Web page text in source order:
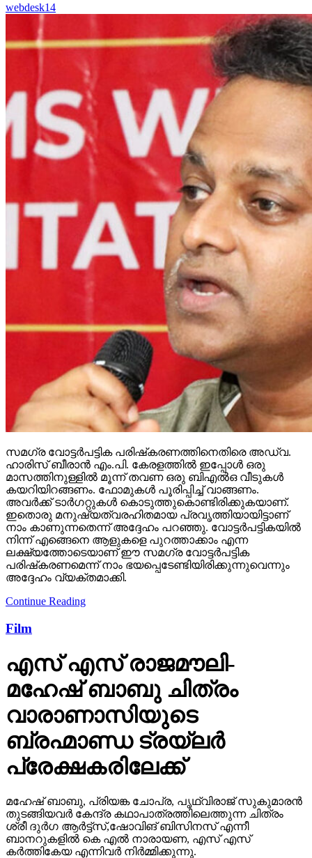
webdesk14
സമഗ്ര വോട്ടര്‍പട്ടിക പരിഷ്‌കരണത്തിനെതിരെ അഡ്വ.
ഹാരിസ് ബീരാന്‍ എം.പി. കേരളത്തില്‍ ഇപ്പോള്‍ ഒരു
മാസത്തിനുള്ളില്‍ മൂന്ന് തവണ ഒരു ബിഎല്‍ഒ വീടുകള്‍
കയറിയിറങ്ങണം. ഫോമുകള്‍ പൂരിപ്പിച്ച് വാങ്ങണം.
അവര്‍ക്ക് ടാര്‍ഗറ്റുകള്‍ കൊടുത്തുകൊണ്ടിരിക്കുകയാണ്.
ഇതൊരു മനുഷ്യത്വരഹിതമായ പ്രവൃത്തിയായിട്ടാണ്
നാം കാണുന്നതെന്ന് അദ്ദേഹം പറഞ്ഞു. വോട്ടര്‍പട്ടികയില്‍
നിന്ന് എങ്ങെനെ ആളുകളെ പുറത്താക്കാം എന്ന
ലക്ഷ്യത്തോടെയാണ് ഈ സമഗ്ര വോട്ടര്‍പട്ടിക
പരിഷ്‌കരണമെന്ന് നാം ഭയപ്പെടേണ്ടിയിരിക്കുന്നുവെന്നും
അദ്ദേഹം വ്യക്തമാക്കി.
Continue Reading
Film
എസ് എസ് രാജമൗലി-
മഹേഷ് ബാബു ചിത്രം
വാരാണാസിയുടെ
ബ്രഹ്മാണ്ഡ ട്രയ്ലർ
പ്രേക്ഷകരിലേക്ക്
മഹേഷ് ബാബു, പ്രിയങ്ക ചോപ്ര, പൃഥ്വിരാജ് സുകുമാരൻ
തുടങ്ങിയവർ കേന്ദ്ര കഥാപാത്രത്തിലെത്തുന്ന ചിത്രം
ശ്രീ ദുർഗ ആർട്ട്സ്,ഷോവിങ് ബിസിനസ് എന്നീ
ബാനറുകളിൽ കെ എൽ നാരായണ, എസ് എസ്
കർത്തികേയ എന്നിവർ നിർമ്മിക്കുന്നു.